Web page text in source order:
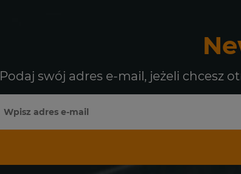
Podaj swój adres e-mail, jeżeli chcesz